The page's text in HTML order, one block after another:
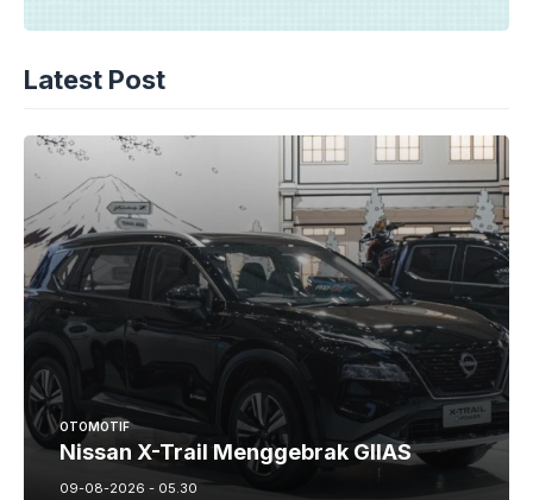
Latest Post
OTOMOTIF
Nissan X-Trail Menggebrak GIIAS
09-08-2026 - 05.30